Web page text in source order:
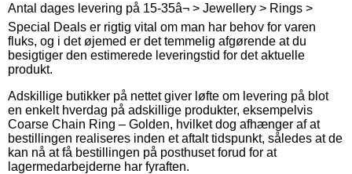
Antal dages levering på 15-35â¬ > Jewellery > Rings >
Special Deals er rigtig vital om man har behov for varen
fluks, og i det øjemed er det temmelig afgørende at du
besigtiger den estimerede leveringstid for det aktuelle
produkt.
Adskillige butikker på nettet giver løfte om levering på blot
en enkelt hverdag på adskillige produkter, eksempelvis
Coarse Chain Ring – Golden, hvilket dog afhænger af at
bestillingen realiseres inden et aftalt tidspunkt, således at de
kan nå at få bestillingen på posthuset forud for at
lagermedarbejderne har fyraften.